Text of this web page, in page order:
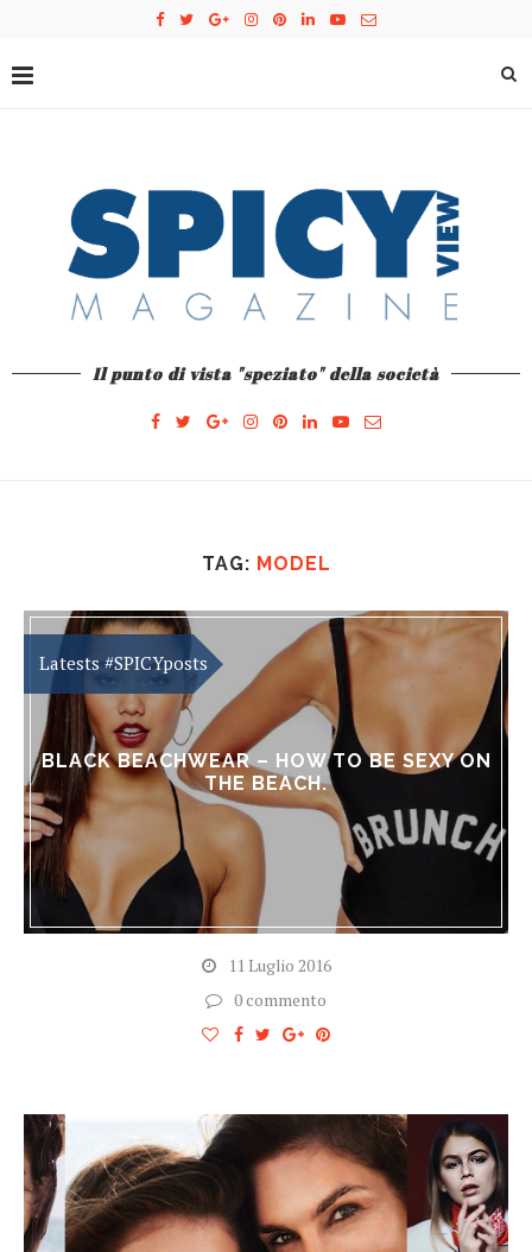
Il punto di vista "speziato" della società
TAG: MODEL
BLACK BEACHWEAR – HOW TO BE SEXY ON
THE BEACH.
11 Luglio 2016
0 commento